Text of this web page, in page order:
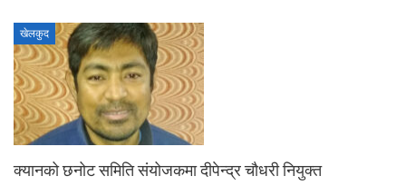
खेलकुद
क्यानको छनोट समिति संयोजकमा दीपेन्द्र चौधरी नियुक्त